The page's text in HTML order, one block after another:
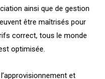
ainsi que de gestion
être maîtrisés pour
correct, tous le monde
optimisée.
et